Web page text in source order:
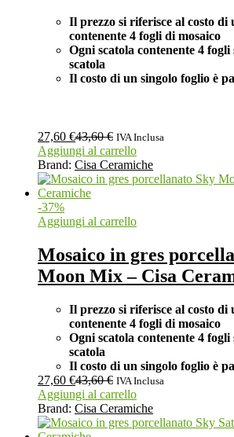
Il prezzo si riferisce al costo di
contenente 4 fogli di mosaico
Ogni scatola contenente 4 fogli
scatola
Il costo di un singolo foglio è
27,60 €43,60€ IVA Inclusa
Aggiungi al carrello
Brand: Cisa Ceramiche
-37%
Aggiungi al carrello
Mosaico in gres
Moon Mix – Cisa
Il prezzo si riferisce al costo di
contenente 4 fogli di mosaico
Ogni scatola contenente 4 fogli
scatola
Il costo di un singolo foglio è
27,60 €43,60€ IVA Inclusa
Aggiungi al carrello
Brand: Cisa Ceramiche